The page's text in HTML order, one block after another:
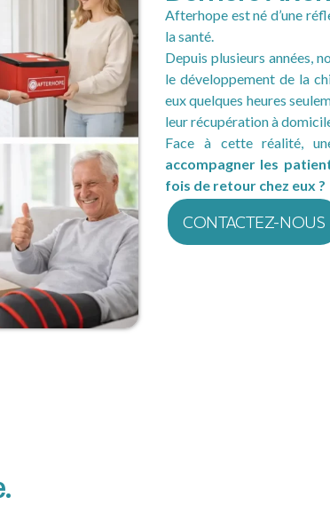
Afterhope est né d’une
la santé.
Depuis plusieurs années,
le développement de la
eux quelques heures
leur récupération à
Face à cette réalité,
accompagner les
fois de retour chez eux ?
CONTACTEZ-NOUS